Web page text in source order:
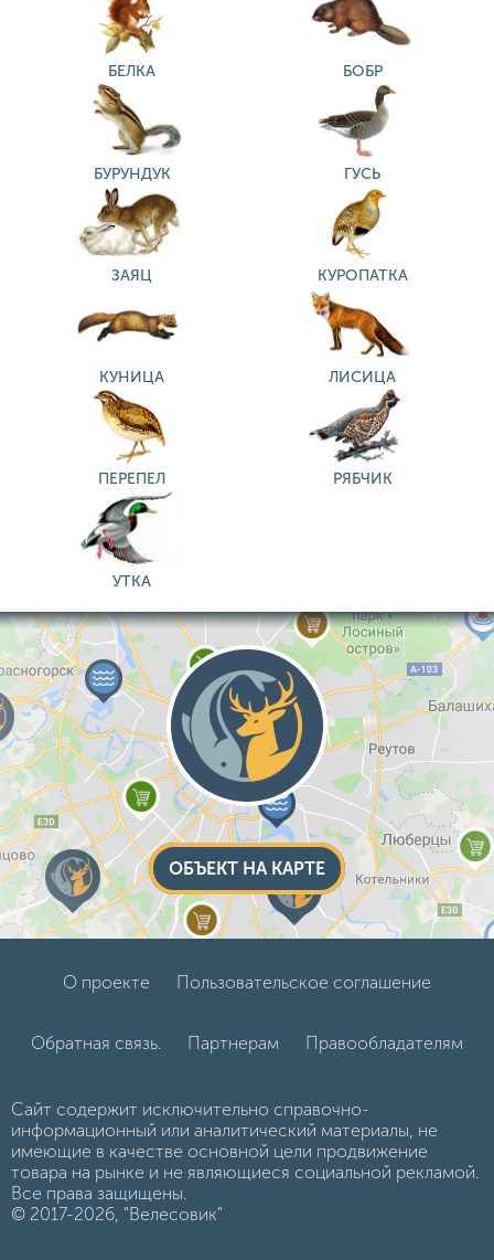
БЕЛКА БОБР
БУРУНДУК ГУСЬ
ЗАЯЦ КУРОПАТКА
КУНИЦА ЛИСИЦА
ПЕРЕПЕЛ РЯБЧИК
УТКА
ОБЪЕКТ НА КАРТЕ
О проекте Пользовательское соглашение
Обратная связь. Партнерам Правообладателям
Сайт содержит исключительно справочно-
информационный или аналитический материалы, не
имеющие в качестве основной цели продвижение
товара на рынке и не являющиеся социальной рекламой.
Все права защищены.
© 2017-2026, "Велесовик"